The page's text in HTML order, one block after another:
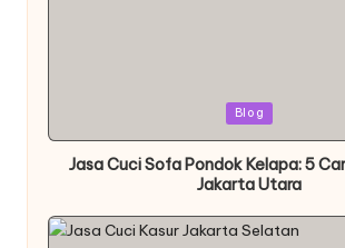
Blog
Jasa Cuci Sofa Pondok Kelapa: 5
Jakarta Utara